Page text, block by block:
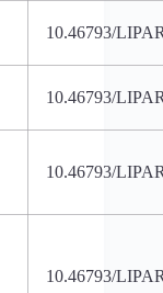
10.46793/
10.46793/
10.46793/
10.46793/